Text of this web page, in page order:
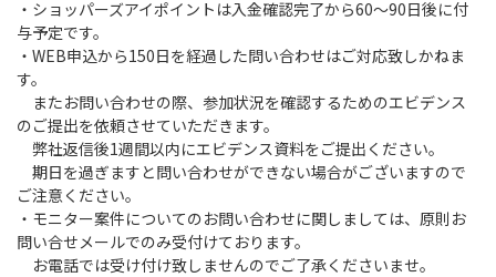
・ショッパーズアイポイントは入金確認完了から60～90日後に付
与予定です。
・WEB申込から150日を経過した問い合わせはご対応致しかねま
す。
またお問い合わせの際、参加状況を確認するためのエビデンス
のご提出を依頼させていただきます。
弊社返信後1週間以内にエビデンス資料をご提出ください。
期日を過ぎますと問い合わせができない場合がございますので
ご注意ください。
・モニター案件についてのお問い合わせに関しましては、原則お
問い合せメールでのみ受付けております。
お電話では受け付け致しませんのでご了承くださいませ。